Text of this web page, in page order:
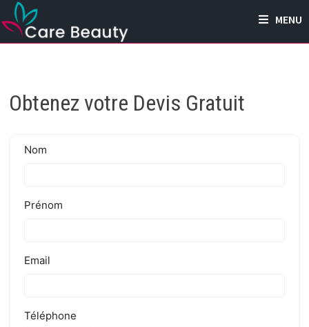
Passer
au
contenu
MENU
Obtenez votre Devis Gratuit